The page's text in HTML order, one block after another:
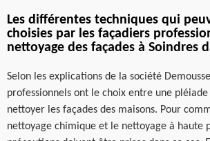
Les différentes techniques qui
choisies par les façadiers
nettoyage des façades à Soindres
Selon les explications de la société
professionnels ont le choix entre une
nettoyer les façades des maisons. Pour
nettoyage chimique et le nettoyage à haute